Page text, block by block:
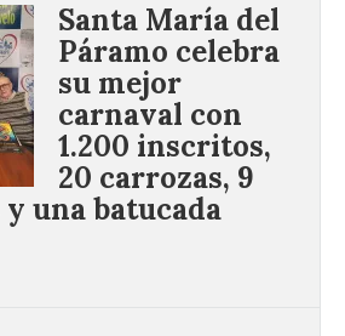
Santa María del
Páramo celebra
su mejor
carnaval con
1.200 inscritos,
20 carrozas, 9
una batucada